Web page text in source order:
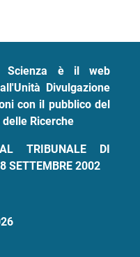
Scienza è il web
Divulgazione
con il pubblico del
Ricerche
AL TRIBUNALE DI
SETTEMBRE 2002